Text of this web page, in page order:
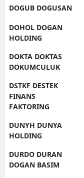
DOGUB DOGUSAN
DOHOL DOGAN
HOLDING
DOKTA DOKTAS
DOKUMCULUK
DSTKF DESTEK
FINANS
FAKTORING
DUNYH DUNYA
HOLDING
DURDO DURAN
DOGAN BASIM